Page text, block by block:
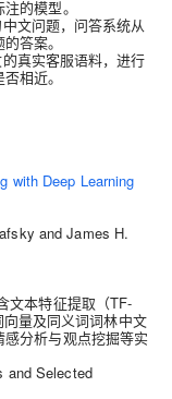
的模型。
文问题，问答系统从
答案。
真实客服语料，进行
相近。
with Deep Learning
and James H.
文本特征提取（TF-
量及同义词词林中文
分析与观点挖掘等实
and Selected